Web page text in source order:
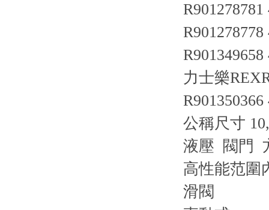
力士樂
公稱尺寸
液壓 閥門
高性能范圍
滑閥